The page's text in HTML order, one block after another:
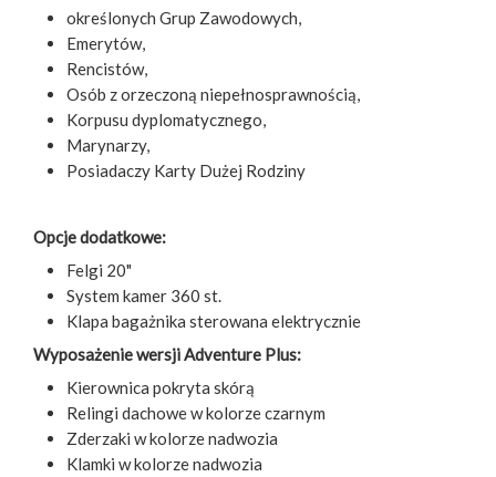
określonych Grup Zawodowych,
Emerytów,
Rencistów,
Osób z orzeczoną niepełnosprawnością,
Korpusu dyplomatycznego,
Marynarzy,
Posiadaczy Karty Dużej Rodziny
Opcje dodatkowe:
Felgi 20"
System kamer 360 st.
Klapa bagażnika sterowana elektrycznie
Wyposażenie wersji Adventure Plus:
Kierownica pokryta skórą
Relingi dachowe w kolorze czarnym
Zderzaki w kolorze nadwozia
Klamki w kolorze nadwozia